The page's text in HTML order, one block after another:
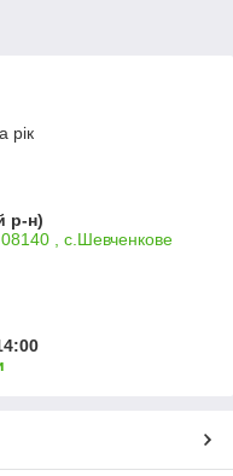
рік
р-н)
, с.Шевченкове